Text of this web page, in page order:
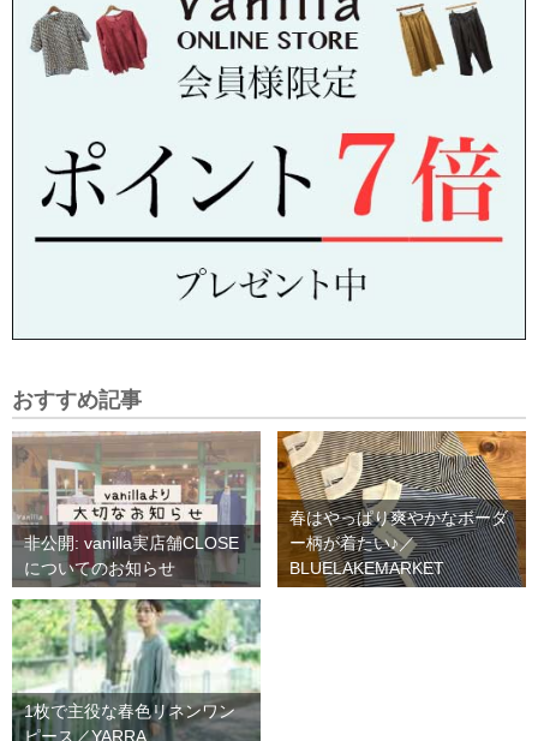
おすすめ記事
非公開: vanilla実店舗CLOSE
についてのお知らせ
春はやっぱり爽やかなボーダ
ー柄が着たい♪／
BLUELAKEMARKET
1枚で主役な春色リネンワン
ピース／YARRA